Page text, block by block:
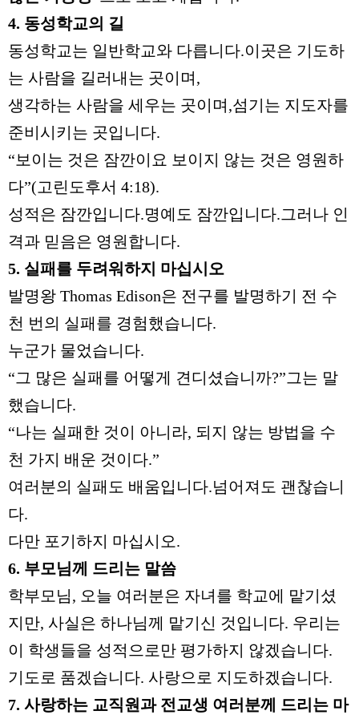
4. 동성학교의 길
동성학교는 일반학교와 다릅니다.이곳은 기도하
는 사람을 길러내는 곳이며 ,
생각하는 사람을 세우는 곳이며 ,섬기는 지도자를
준비시키는 곳입니다.
“보이는 것은 잠깐이요 보이지 않는 것은 영원하
다”(고린도후서 4:18).
성적은 잠깐입니다.명예도 잠깐입니다.그러나 인
격과 믿음은 영원합니다.
5. 실패를 두려워하지 마십시오
발명왕 Thomas Edison은 전구를 발명하기 전 수
천 번의 실패를 경험했습니다.
누군가 물었습니다.
“그 많은 실패를 어떻게 견디셨습니까?”그는 말
했습니다.
“나는 실패한 것이 아니라, 되지 않는 방법을 수
천 가지 배운 것이다.”
여러분의 실패도 배움입니다.넘어져도 괜찮습니
다.
다만 포기하지 마십시오.
6. 부모님께 드리는 말씀
학부모님, 오늘 여러분은 자녀를 학교에 맡기셨
지만, 사실은 하나님께 맡기신 것입니다. 우리는
이 학생들을 성적으로만 평가하지 않겠습니다.
기도로 품겠습니다. 사랑으로 지도하겠습니다.
7. 사랑하는 교직원과 전교생 여러분께 드리는 마